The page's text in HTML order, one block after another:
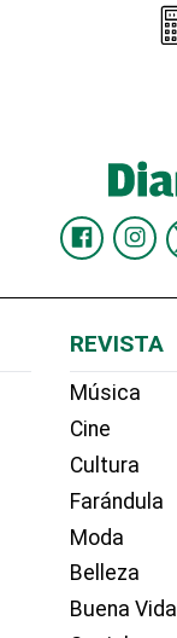
REVISTA
Música
Cine
Cultura
Farándula
Moda
Belleza
Buena Vida